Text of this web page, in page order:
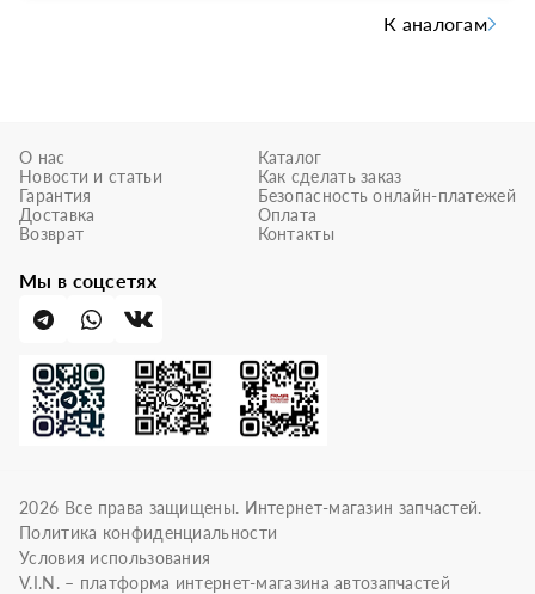
К аналогам
О нас
Новости и статьи
Гарантия
Доставка
Возврат
Каталог
Как сделать заказ
Безопасность онлайн-платежей
Оплата
Контакты
Мы в соцсетях
2026 Все права защищены. Интернет-магазин запчастей.
Политика конфиденциальности
Условия использования
V.I.N. – платформа интернет-магазина автозапчастей